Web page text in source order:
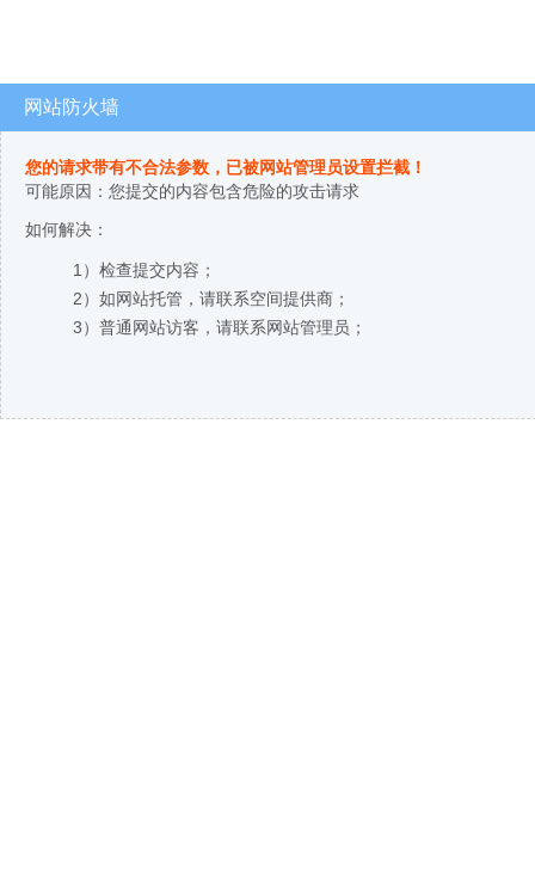
网站防火墙
您的请求带有不合法参数，已被网站管理员设置拦截！
可能原因：您提交的内容包含危险的攻击请求
如何解决：
1）检查提交内容；
2）如网站托管，请联系空间提供商；
3）普通网站访客，请联系网站管理员；